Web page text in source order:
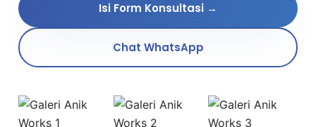
Isi Form Konsultasi →
Chat WhatsApp